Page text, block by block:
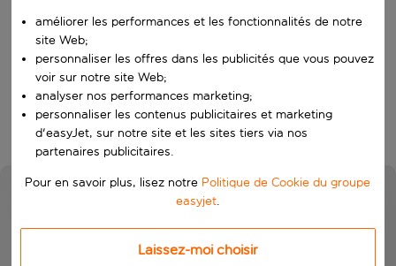
Qui
Rechercher
améliorer les performances et les fonctionnalités de notre
site Web;
personnaliser les offres dans les publicités que vous pouvez
voir sur notre site Web;
analyser nos performances marketing;
personnaliser les contenus publicitaires et marketing
d'easyJet, sur notre site et les sites tiers via nos
partenaires publicitaires.
Pour en savoir plus, lisez notre Politique de Cookie du groupe
easyjet.
Laissez-moi choisir